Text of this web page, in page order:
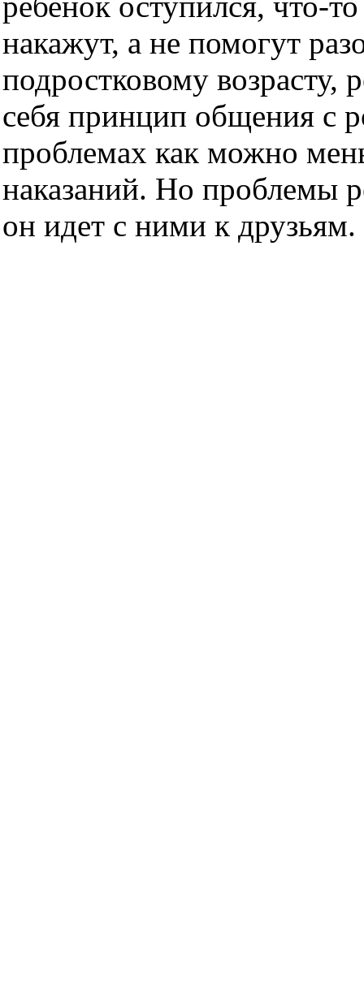
накажут, а не помогут
подростковому возрасту,
себя принцип общения с
проблемах как можно
наказаний. Но проблемы
он идет с ними к